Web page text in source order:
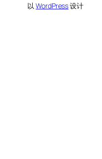
以WordPress设计